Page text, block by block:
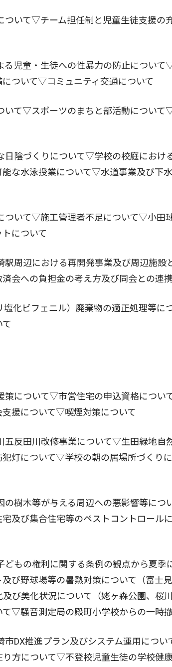
いて▽チーム担任制と児童生徒支援の
児童・生徒への性暴力の防止について
ついて▽コミュニティ交通について
て▽スポーツのまちと部活動について
陰づくりについて▽学校の校庭におけ
な水泳授業について▽水道事業及び下
いて▽施工管理者不足について▽小田
について
周辺における再開発事業及び周辺施設
会への負担金の考え方及び同会との連
化ビフェニル）廃棄物の適正処理等に
について▽市営住宅の申込資格につい
援について▽喫煙対策について
反田川改修事業について▽生田緑地自
灯について▽学校の朝の居場所づくり
樹木等が与える周辺への悪影響等につ
及び集合住宅等のペストコントロール
もの権利に関する条例の観点から夏季
び野球場等の暑熱対策について（富士
び美化状況について（姥ヶ森公園、桜
▽騒音測定局の殿町小学校からの一時
DX推進プラン及びシステム運用につ
方について▽不登校児童生徒の学校健